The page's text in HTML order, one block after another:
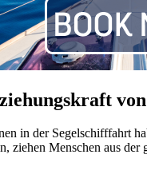
in der Segelschifffahrt
ziehen Menschen aus